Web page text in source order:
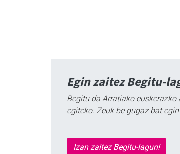
Egin zaitez Begitu-
Begitu da Arratiako
egiteko. Zeuk be gugaz bat
Izan zaitez Begitu-lagun!